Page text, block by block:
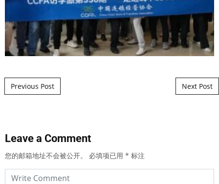
Post navigation
Previous Post Next Post
Leave a Comment
您的邮箱地址不会被公开。 必填项已用 * 标注